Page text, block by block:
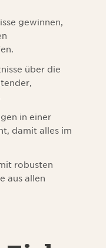
gewinnen,
über die
in einer
damit alles im
robusten
aus allen